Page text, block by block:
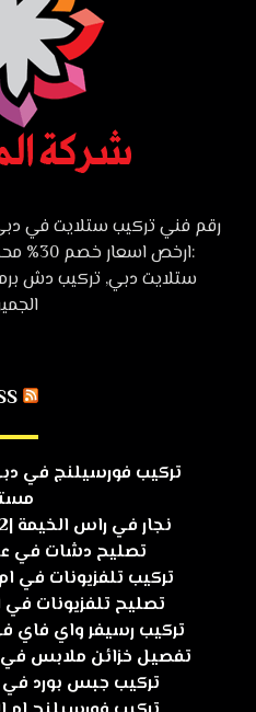
رقم فني تركيب ستلايت في
:ارخص
ستلايت دبي, تركيب دش
نجار في راس الخيمة |0566713352| نجار ممتاز
تصليح دشات في عجمان
تركيب تلفزيونات في ام
تصليح تلفزيونات في
تركيب رسيفر واي فاي في
تفصيل خزائن ملابس في ام
تركيب جبس بورد في عجمان